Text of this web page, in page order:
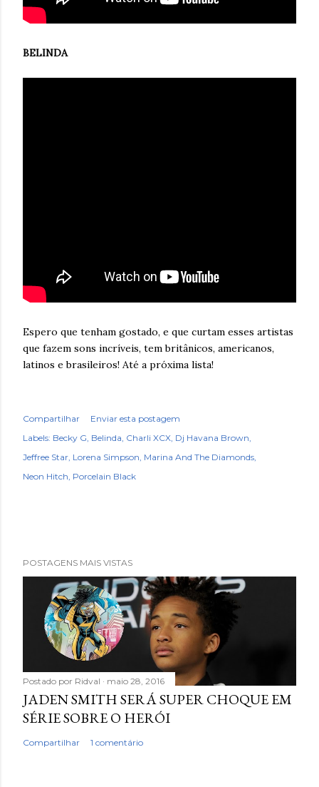
BELINDA
Espero que tenham gostado, e que curtam esses artistas
que fazem sons incríveis, tem britânicos, americanos,
latinos e brasileiros! Até a próxima lista!
Compartilhar
Enviar esta postagem
Labels: Becky G Belinda Charli XCX Dj Havana Brown
Jeffree Star Lorena Simpson Marina And The Diamonds
Neon Hitch Porcelain Black
POSTAGENS MAIS VISTAS
Postado por Ridval maio 28, 2016
JADEN SMITH SERÁ SUPER CHOQUE EM
SÉRIE SOBRE O HERÓI
Compartilhar 1 comentário